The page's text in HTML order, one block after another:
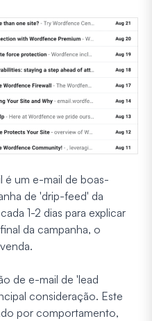
é um e-mail de boas-
de 'drip-feed' da
1-2 dias para explicar
da campanha, o
de e-mail de 'lead
consideração. Este
por comportamento,